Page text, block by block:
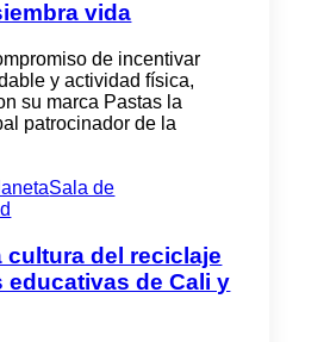
vida
de incentivar
y actividad física,
su marca Pastas la
patrocinador de la
Sala de
cultura del reciclaje
de Cali y